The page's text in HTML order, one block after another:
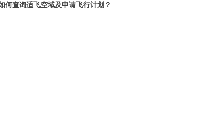
何查询适飞空域及申请飞行计划？